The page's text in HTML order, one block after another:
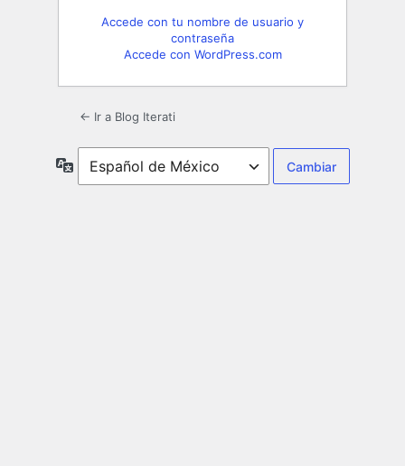
Accede con tu nombre de usuario y
contraseña
Accede con WordPress.com
← Ir a Blog Iterati
Idioma